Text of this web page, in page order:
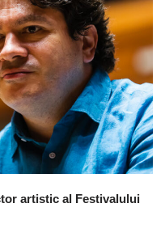
artistic al Festivalului